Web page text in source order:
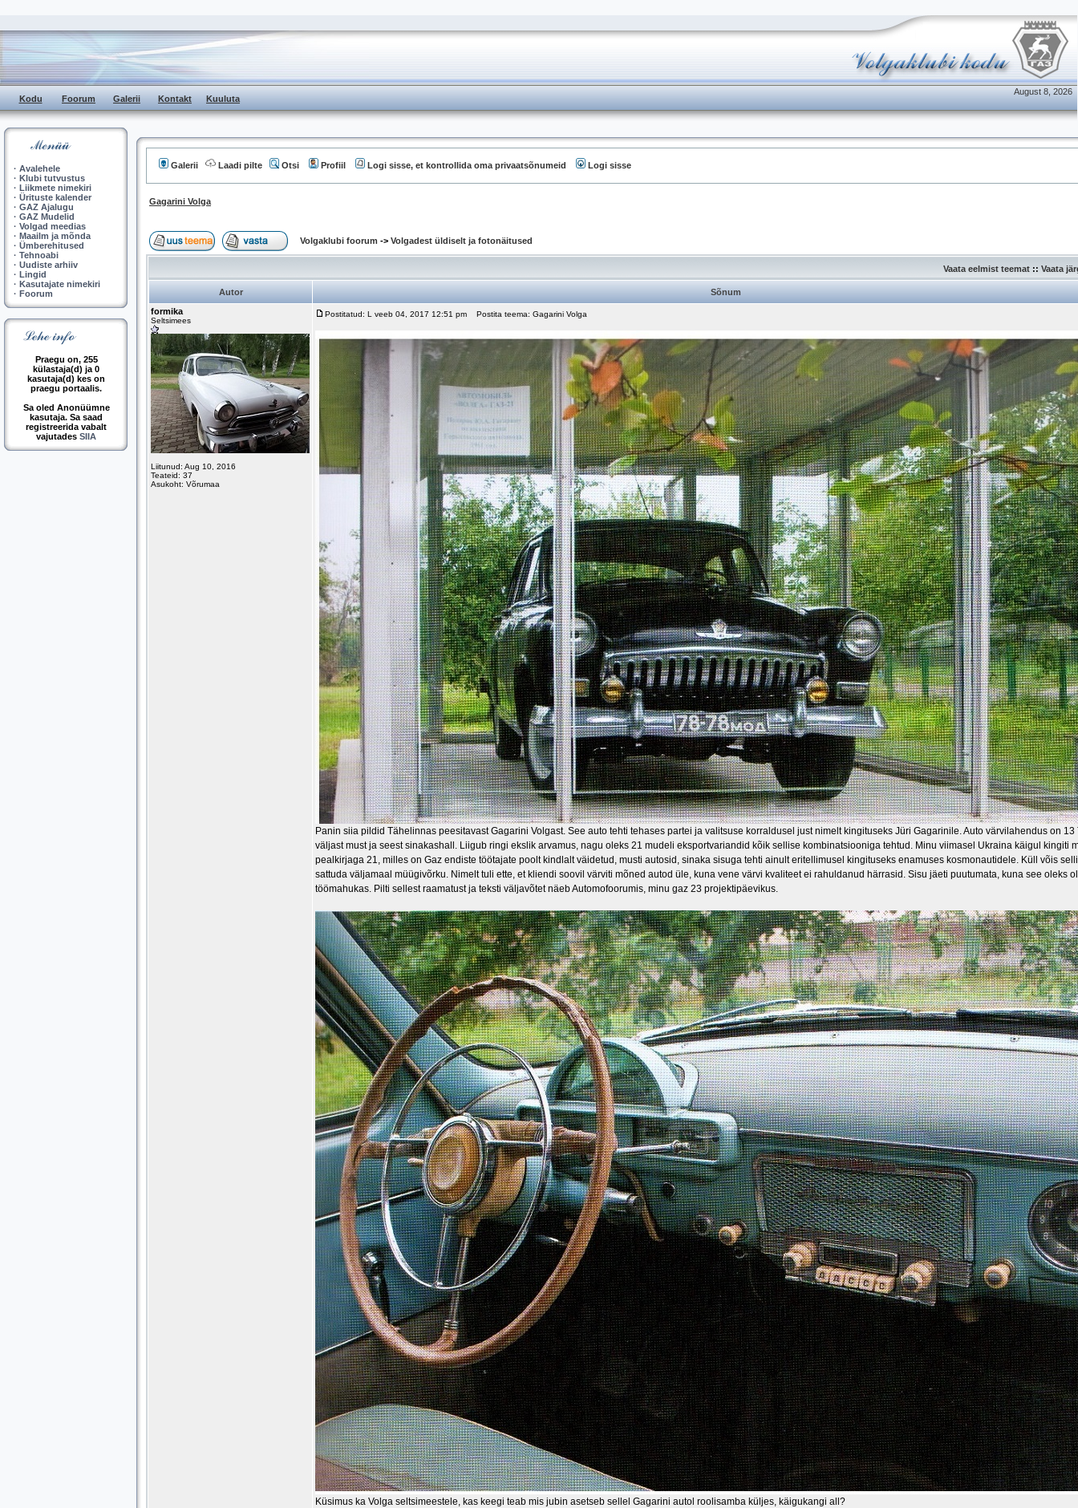
Kodu Foorum Galerii Kontakt Kuuluta
August 8, 2026
· Avalehele
· Klubi tutvustus
· Liikmete nimekiri
· Ürituste kalender
· GAZ Ajalugu
· GAZ Mudelid
· Volgad meedias
· Maailm ja mõnda
· Ümberehitused
· Tehnoabi
· Uudiste arhiiv
· Lingid
· Kasutajate nimekiri
· Foorum
Praegu on, 255
külastaja(d) ja 0
kasutaja(d) kes on
praegu portaalis.
Sa oled Anonüümne
kasutaja. Sa saad
registreerida vabalt
vajutades SIIA
Galerii Laadi pilte Otsi Profiil Logi sisse, et kontrollida oma privaatsõnumeid Logi sisse
Gagarini Volga
Volgaklubi foorum -> Volgadest üldiselt ja fotonäitused
Vaata eelmist teemat :: Vaata
Autor
Sõnum
formika
Seltsimees
Liitunud: Aug 10, 2016
Teateid: 37
Asukoht: Võrumaa
Postitatud: L veeb 04, 2017 12:51 pm Postita teema: Gagarini Volga
Panin siia pildid Tähelinnas peesitavast Gagarini Volgast. See auto tehti tehases partei ja valitsuse korraldusel just nimelt kingituseks Jüri Gagarinile. Auto värvilahendus on 13
väljast must ja seest sinakashall. Liigub ringi ekslik arvamus, nagu oleks 21 mudeli eksportvariandid kõik sellise kombinatsiooniga tehtud. Minu viimasel Ukraina käigul kingiti
pealkirjaga 21, milles on Gaz endiste töötajate poolt kindlalt väidetud, musti autosid, sinaka sisuga tehti ainult eritellimusel kingituseks enamuses kosmonautidele. Küll võis
sattuda väljamaal müügivõrku. Nimelt tuli ette, et kliendi soovil värviti mõned autod üle, kuna vene värvi kvaliteet ei rahuldanud härrasid. Sisu jäeti puutumata, kuna see oleks
töömahukas. Pilti sellest raamatust ja teksti väljavõtet näeb Automofoorumis, minu gaz 23 projektipäevikus.
Küsimus ka Volga seltsimeestele, kas keegi teab mis jubin asetseb sellel Gagarini autol roolisamba küljes, käigukangi all?